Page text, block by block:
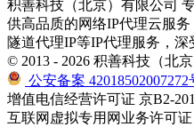
积善科技（北京）有限公司
供高品质的网络IP代理云服务
隧道代理IP等IP代理服务，深
© 2013 - 2026 积善科技（北
公安备案 42018502007272
增值电信经营许可证 京B2-
互联网虚拟专用网业务许可证